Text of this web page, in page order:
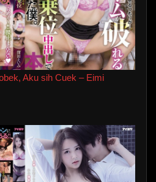
Aku sih Cuek – Eimi